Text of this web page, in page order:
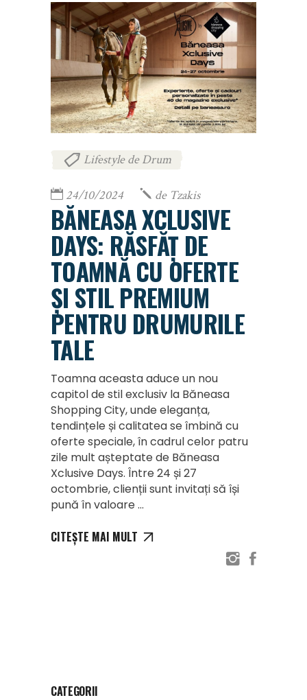
Lifestyle de Drum
24/10/2024 de Tzakis
BĂNEASA XCLUSIVE
DAYS: RĂSFĂȚ DE
TOAMNĂ CU OFERTE
ȘI STIL PREMIUM
PENTRU DRUMURILE
TALE
Toamna aceasta aduce un nou
capitol de stil exclusiv la Băneasa
Shopping City, unde eleganța,
tendințele și calitatea se îmbină cu
oferte speciale, în cadrul celor patru
zile mult așteptate de Băneasa
Xclusive Days. Între 24 și 27
octombrie, clienții sunt invitați să își
pună în valoare
CITEȘTE MAI MULT
CATEGORII